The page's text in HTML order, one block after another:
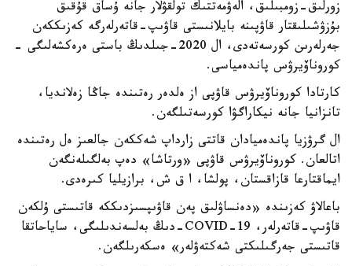
زورلىق-زومبىلىق، الەۋمەتتىك تولقۋلار جانە ۇساق قۇقىق
بۇزۋشىلىقتار قاۋپىنە بايلانىستى قاۋىپ-قاتەرلەرگە كەزىككەن
جەرلەرىن كورسەتەدى، ال 2020-جىلدىڭ باستى ەرەكشەلىگى -
كوروناۆيرۋس پاندەمياسى.
كارتادا كوروناۆيرۋس قاۋپى از ەلدەر رەتىندە جاڭا زەلانديا،
تانزانيا جانە نيكاراگۋا كورسەتىلگەن.
ال گرۋزيا پاندەميادان قاتتى زارداپ شەككەن جالعىز ەل رەتىندە
اتالعان. كوروناۆيرۋس قاۋپى «ورتاشا» دەپ بەلگىلەنگەن
ايماقتارعا قازاقستان، پولشا، ا ق ش، برازيليا كىرەدى.
باعالاۋ كەزىندە «دەنساۋلىق پەن قاۋىپسىزدىككە قاتىستى ۇلكەن
قاۋىپ-قاتەرلەر، COVID-19-دىڭ بەلسەندىلىگى، ساياحاتقا
قاتىستى جەرگىلىكتى شەكتەۋلەر» ەسكەرىلگەن.